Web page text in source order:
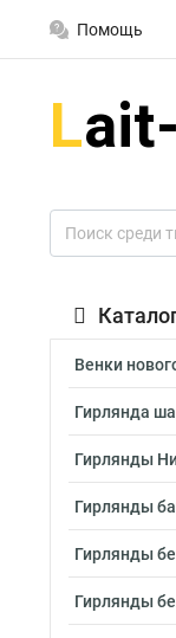
Помощь
Венки
Гирлянда
Гирлянды
Гирлянды
Гирлянды
Гирлянды